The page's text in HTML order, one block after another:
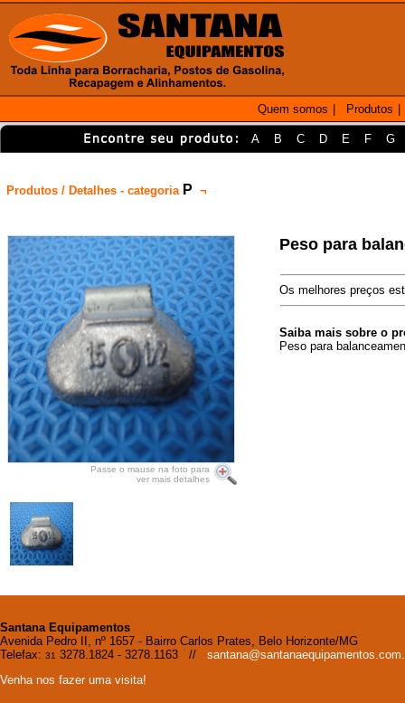
Quem somos Produtos
A B C D E F G
Produtos / Detalhes - categoria P ¬
Passe o mause na foto para
ver mais detalhes
Peso para
Os melhores preços
Saiba mais sobre o
Peso para
Santana Equipamentos
Avenida Pedro II, nº 1657 - Bairro Carlos Prates, Belo Horizonte/MG
Telefax: 31 3278.1824 - 3278.1163 //
Venha nos fazer uma visita!